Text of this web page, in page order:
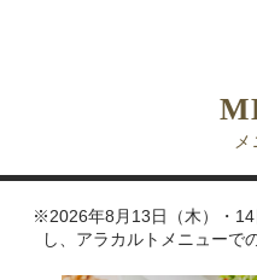
※2026年8月13日（木）・
し、アラカルトメニューで